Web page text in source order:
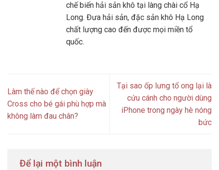
chế biến hải sản khô tại làng chài cổ Hạ
Long. Đưa hải sản, đặc sản khô Hạ Long
chất lượng cao đến được mọi miền tổ
quốc.
Làm thế nào để chọn giày
Cross cho bé gái phù hợp mà
không làm đau chân?
Tại sao ốp lưng tổ ong lại là
cứu cánh cho người dùng
iPhone trong ngày hè nóng
bức
Để lại một bình luận